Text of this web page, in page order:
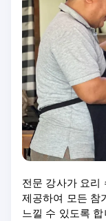
전문 강사가 요리
제공하여 모든 참
느낄 수 있도록 합